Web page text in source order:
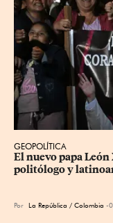
GEOPOLÍTICA
El nuevo papa
politólogo y
Por La República / Colombia